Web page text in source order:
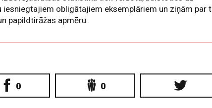
iesniegtajiem obligātajiem eksemplāriem un ziņām par
papildtirāžas apmēru.
0 0